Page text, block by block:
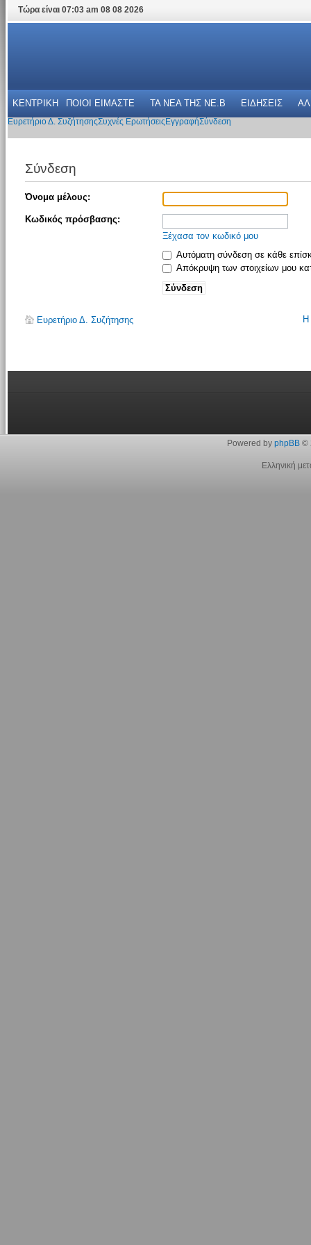
Τώρα είναι 07:03 am 08 08 2026
ΚΕΝΤΡΙΚΗ ΠΟΙΟΙ ΕΙΜΑΣΤΕ ΤΑ ΝΕΑ THΣ NE.B ΕΙΔΗΣΕΙΣ
Ευρετήριο Δ. ΣυζήτησηςΣυχνές Ερωτήσεις ΕγγραφήΣύνδεση
Σύνδεση
Όνομα μέλους:
Κωδικός πρόσβασης:
Ξέχασα τον κωδικό μου
Αυτόματη σύνδεση σε κάθε
Απόκρυψη των στοιχείων μου
Ευρετήριο Δ. Συζήτησης Η
Powered by phpBB©
Ελληνική